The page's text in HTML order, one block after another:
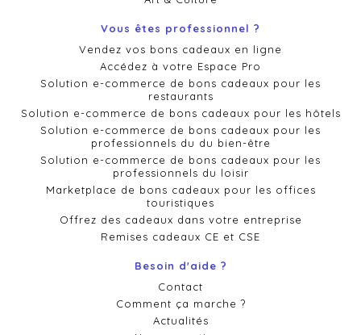
Vous êtes professionnel ?
Vendez vos bons cadeaux en ligne
Accédez à votre Espace Pro
Solution e-commerce de bons cadeaux pour les
restaurants
Solution e-commerce de bons cadeaux pour les hôtels
Solution e-commerce de bons cadeaux pour les
professionnels du du bien-être
Solution e-commerce de bons cadeaux pour les
professionnels du loisir
Marketplace de bons cadeaux pour les offices
touristiques
Offrez des cadeaux dans votre entreprise
Remises cadeaux CE et CSE
Besoin d'aide ?
Contact
Comment ça marche ?
Actualités